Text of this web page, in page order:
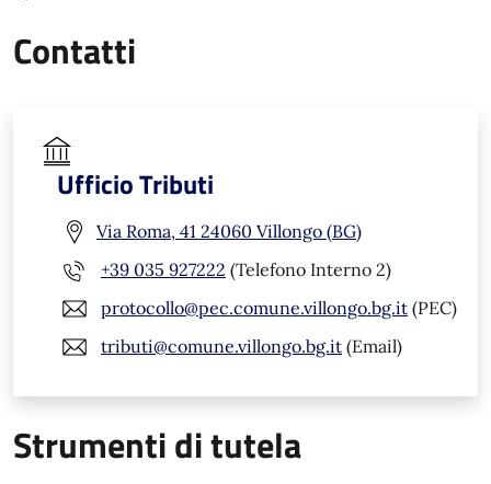
Contatti
Ufficio Tributi
Via Roma, 41 24060 Villongo (BG)
+39 035 927222 (Telefono Interno 2)
protocollo@pec.comune.villongo.bg.it (PEC)
tributi@comune.villongo.bg.it (Email)
Strumenti di tutela